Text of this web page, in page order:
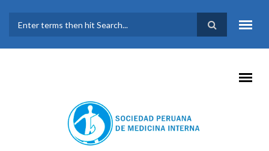
FORMULARIO DE
BÚSQUEDA